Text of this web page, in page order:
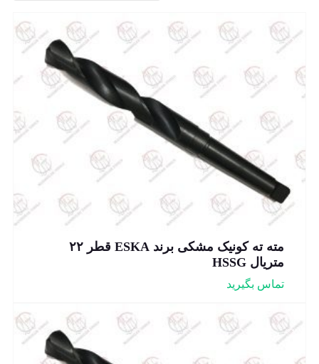
مته ته کونیک مشکی برند ESKA قطر ۲۲
متریال HSSG
تماس بگیرید